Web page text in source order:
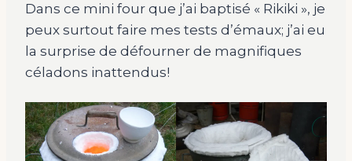
Dans ce mini four que j’ai baptisé « Rikiki », je
peux surtout faire mes tests d’émaux; j’ai eu
la surprise de défourner de magnifiques
céladons inattendus!